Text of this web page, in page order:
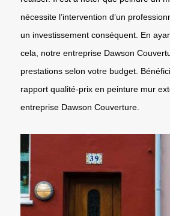
nécessite l’intervention d’un
un investissement conséquent. En
cela, notre entreprise Dawson
prestations selon votre budget.
rapport qualité-prix en peinture mur
entreprise Dawson Couverture.